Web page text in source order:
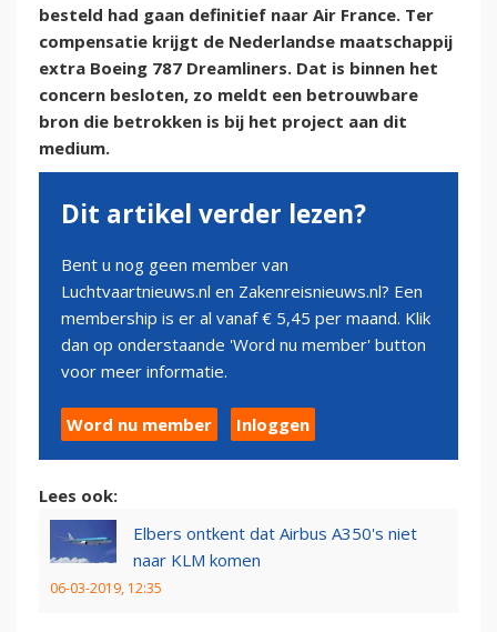
besteld had gaan definitief naar Air France. Ter
compensatie krijgt de Nederlandse maatschappij
extra Boeing 787 Dreamliners. Dat is binnen het
concern besloten, zo meldt een betrouwbare
bron die betrokken is bij het project aan dit
medium.
Dit artikel verder lezen?
Bent u nog geen member van
Luchtvaartnieuws.nl en Zakenreisnieuws.nl? Een
membership is er al vanaf € 5,45 per maand. Klik
dan op onderstaande 'Word nu member' button
voor meer informatie.
Word nu member Inloggen
Lees ook:
Elbers ontkent dat Airbus A350's niet
naar KLM komen
06-03-2019, 12:35